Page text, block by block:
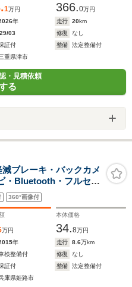
1万円 366.0万円
年 走行 20km
03 修復
なし
証付 整備
法定整備付
重県津市
・見積依頼
る
ブレーキ・バックカメ
・Bluetooth・フルセグ
リングストップ・ベ
!
360°画像付
万円
本体価格
34.8万円
年 走行 8.6万km
検整備付 修復
なし
証付 整備
法定整備付
庫県姫路市